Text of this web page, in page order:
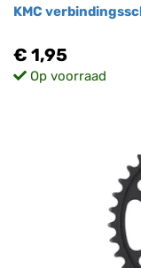
KMC
€ 1,95
Op voorraad